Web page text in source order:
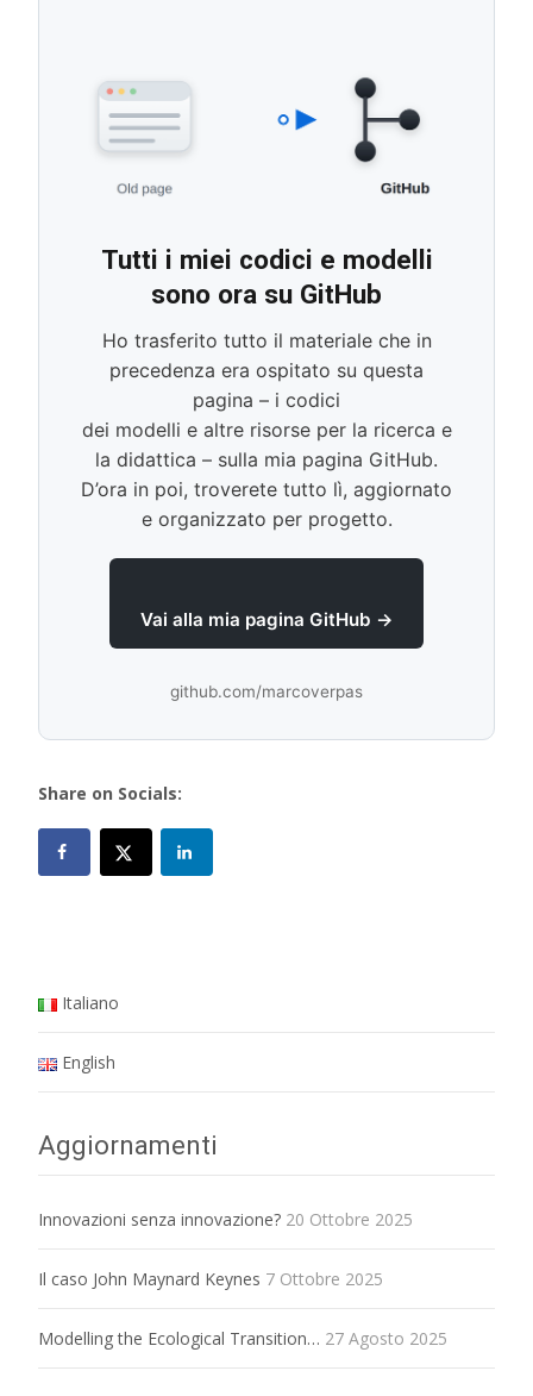
Tutti i miei codici e modelli
sono ora su GitHub
Ho trasferito tutto il materiale che in
precedenza era ospitato su questa
pagina – i codici
dei modelli e altre risorse per la ricerca e
la didattica – sulla mia pagina GitHub.
D’ora in poi, troverete tutto lì, aggiornato
e organizzato per progetto.
Vai alla mia pagina GitHub →
github.com/marcoverpas
Share on Socials:
Italiano
English
Aggiornamenti
Innovazioni senza innovazione? 20 Ottobre 2025
Il caso John Maynard Keynes 7 Ottobre 2025
Modelling the Ecological Transition… 27 Agosto 2025